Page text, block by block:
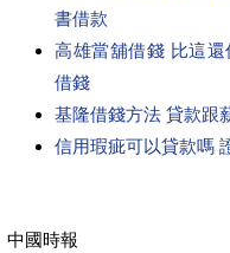
書借款
高雄當舖借錢 比這
借錢
基隆借錢方法 貸款跟
信用瑕疵可以貸款嗎
中國時報